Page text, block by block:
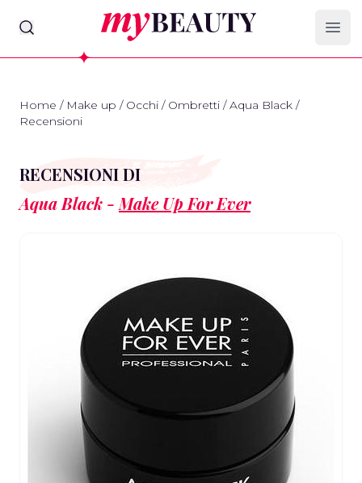
myBeauty
Home / Make up / Occhi / Ombretti / Aqua Black /
Recensioni
RECENSIONI DI
Aqua Black - Make Up For Ever